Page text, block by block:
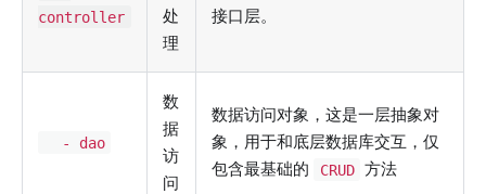
controller
处
理
接口层。
- dao
数
据
访
问
数据访问对象，这是一层抽象对
象，用于和底层数据库交互，仅
包含最基础的
CRUD 方法